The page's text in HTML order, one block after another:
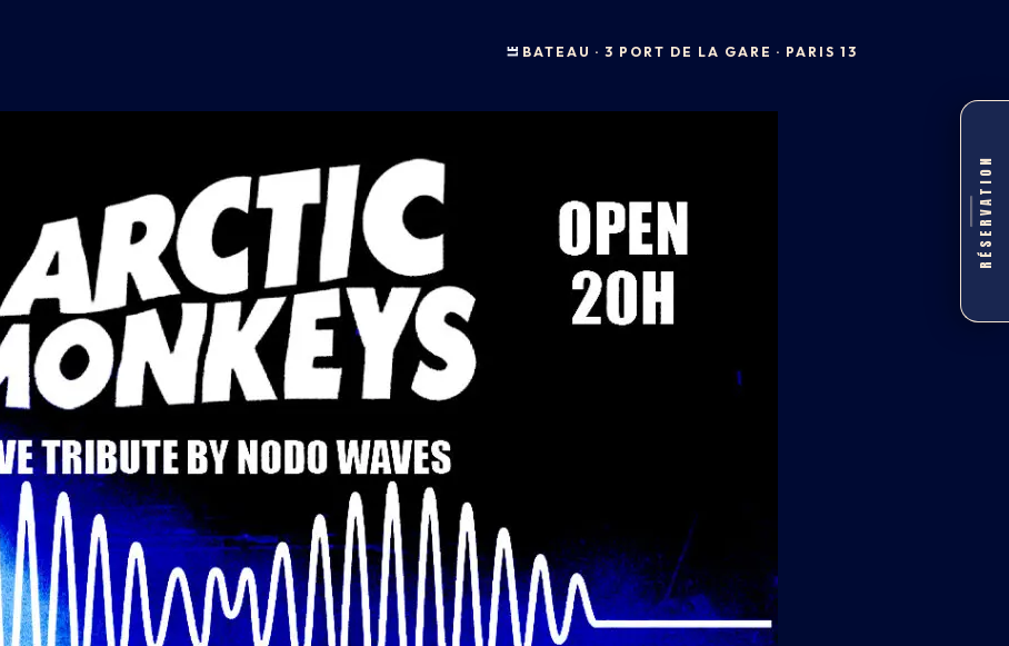
BATEAU · 3 PORT DE LA GARE · PARIS 13
RÉSERVATION